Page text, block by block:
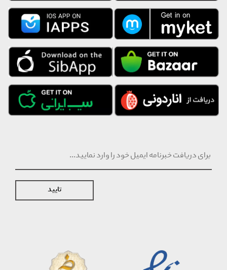
جنس: نخ -پنبه
سایز: 40
تایید